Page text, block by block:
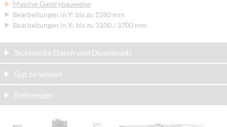
Massive Gantrybauweise
Bearbeitungen in Y: bis zu 1580 mm
Bearbeitungen in X: bis zu 3100 / 3700 mm
Technische Daten und Downloads
Gut zu wissen
Referenzen